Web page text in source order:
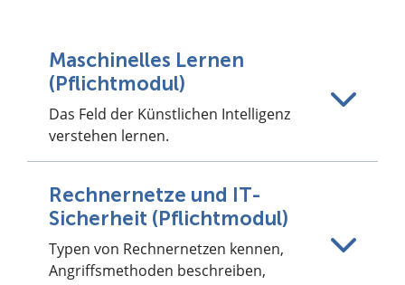
Maschinelles Lernen
(Pflichtmodul)
Das Feld der Künstlichen Intelligenz
verstehen lernen.
Rechnernetze und IT-
Sicherheit (Pflichtmodul)
Typen von Rechnernetzen kennen,
Angriffsmethoden beschreiben,